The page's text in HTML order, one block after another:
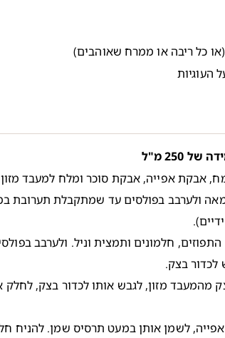
העוגיות
250 מ"ל
אבקת אפייה, אבקת סוכר ומלח למעבד מזון
ולערבב בפולסים עד שמתקבלת תערובת
חלמונים ותמצית וניל. ולערבב
בצק.
מהמעבד מזון, לגבש אותו לכדור בצק, לחלק
אפייה, לשמן אותן במעט תרסיס שמן.